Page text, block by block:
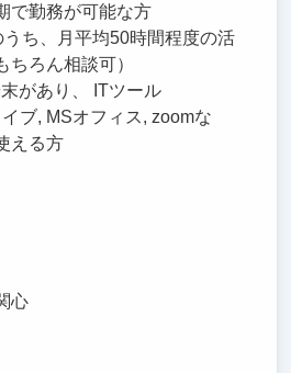
で勤務が可能な方
うち、月平均50時間程度の活
ちろん相談可）
があり、 ITツール
イブ, MSオフィス, zoomな
える方
心